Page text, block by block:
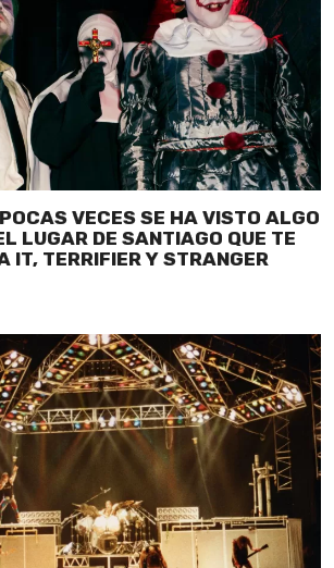
VECES SE HA VISTO ALGO
LUGAR DE SANTIAGO QUE TE
IT, TERRIFIER Y STRANGER